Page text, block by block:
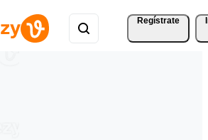
Regístrate